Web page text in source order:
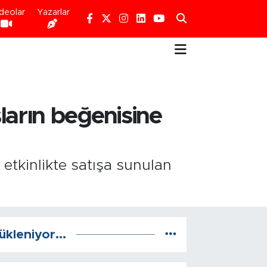
Yazarlar
beğenisine
satışa sunulan